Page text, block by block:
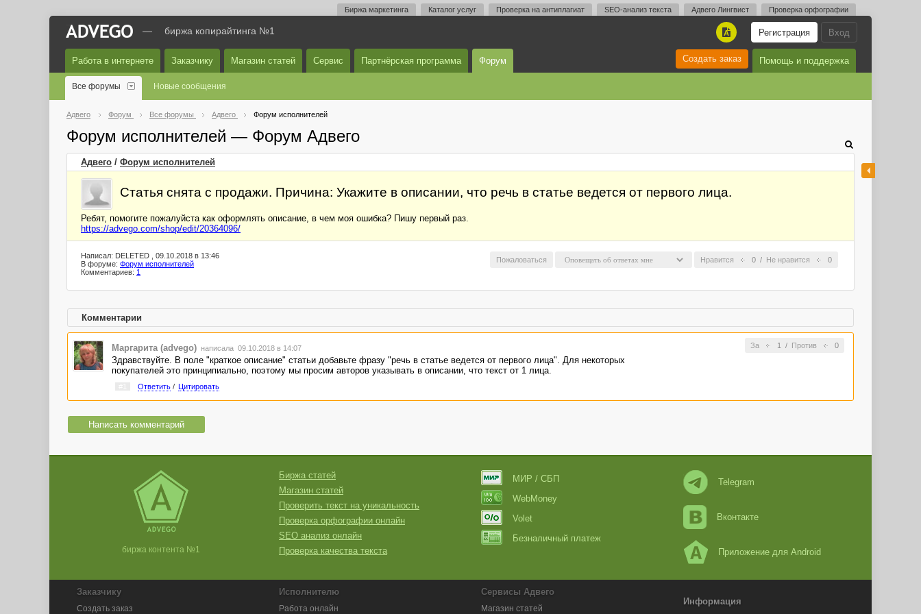
Биржа маркетинга Каталог услуг Проверка на антиплагиат SEO-анализ текста Адвего Лингвист Проверка орфографии
Вход
Регистрация
A
— биржа копирайтинга №1
Работа в интернете Заказчику Магазин статей Сервис Партнёрская программа Форум Помощь и поддержка
Создать заказ
Все форумы Новые сообщения
Адвего Форум Все форумы Адвего Форум исполнителей
Форум исполнителей — Форум Адвего
Адвего / Форум исполнителей
Статья снята с продажи. Причина: Укажите в описании, что речь в статье ведется от первого лица.
Ребят, помогите пожалуйста как оформлять описание, в чем моя ошибка? Пишу первый раз.
https://advego.com/shop/edit/20364096/
Нравится 0 / Не нравится 0
Пожаловаться
Написал: DELETED , 09.10.2018 в 13:46
В форуме: Форум исполнителей
Комментариев: 1
Комментарии
За 1 / Против 0
Маргарита (advego) написала 09.10.2018 в 14:07
Здравствуйте. В поле "краткое описание" статьи добавьте фразу "речь в статье ведется от первого лица". Для некоторых
покупателей это принципиально, поэтому мы просим авторов указывать в описании, что текст от 1 лица.
Ответить/ Цитировать
Написать комментарий
биржа контента №1
Биржа статей
Магазин статей
Проверить текст на уникальность
Проверка орфографии онлайн
SEO анализ онлайн
Проверка качества текста
МИР / СБП
WebMoney
Volet
Безналичный платеж
Telegram
Вконтакте
Приложение для Android
Заказчику
Создать заказ
Исполнителю
Работа онлайн
Сервисы Адвего
Магазин статей
Информация